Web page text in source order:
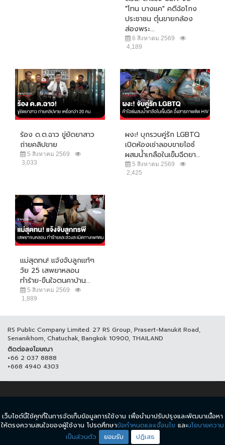
"โทน บางแค" คดีฉ้อโกง
ประชาชน ตุ๋นขายกล้อง
ส่องพระ...
6 สิงหาคม 2569
4,189
ร้อง ด.ต.ฉาว ขู่ยัดยาสาว
ถ่ายคลิปขาย
5 สิงหาคม 2569
3,033
ผงะ! บุกรวบคู่รัก LGBTQ
เปิดห้องเช่าลอบขายไอซ์
ผสมน้ำเกลือในเข็มฉีดยา...
5 สิงหาคม 2569
2,425
แม่สุดทน! แจ้งจับลูกแท้ๆ
วัย 25 เสพยาหลอน
ทำร้าย-ขืนใจตนคาบ้าน...
5 สิงหาคม 2569
1,889
RS Public Company Limited. 27 RS Group, Prasert-Manukit Road,
Senanikhom, Chatuchak, Bangkok 10900, THAILAND
ติดต่อลงโฆษณา
+66 2 037 8888
+668 4940 4303
© COPYRIGHT 2017 THAICH8.COM, ALL RIGHT RESERVED.
ข้อกำหนดและเงื่อนไข นโยบายความเป็นส่วนตัว
เว็บไซต์นี้ใช้คุกกี้ในการจัดเก็บข้อมูลการใช้งาน เพื่อนำมาปรับปรุงและพัฒนาเนื้อหา
ให้ตรงความสนใจของผู้ใช้งาน โปรดศึกษาข้อกำหนดและเงื่อนไข และนโยบายความ
เป็นส่วนตัว
ยอมรับ ปฏิเสธ